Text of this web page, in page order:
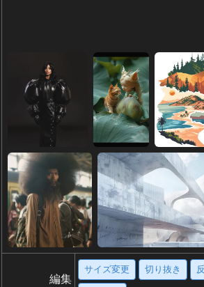
編集
サイズ変更 切り抜き